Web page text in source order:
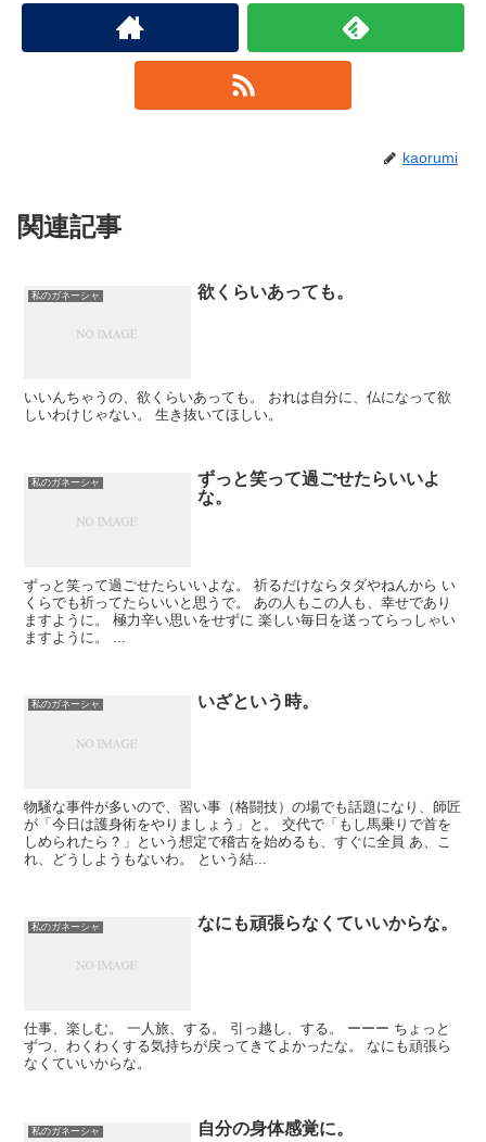
kaorumi
関連記事
私のガネーシャ 欲くらいあっても。
いいんちゃうの、欲くらいあっても。 おれは自分に、仏になって欲
しいわけじゃない。 生き抜いてほしい。
私のガネーシャ
ずっと笑って過ごせたらいいよ
な。
ずっと笑って過ごせたらいいよな。 祈るだけならタダやねんから い
くらでも祈ってたらいいと思うで。 あの人もこの人も、幸せであり
ますように。 極力辛い思いをせずに 楽しい毎日を送ってらっしゃい
ますように。 ...
私のガネーシャ いざという時。
物騒な事件が多いので、習い事（格闘技）の場でも話題になり、師匠
が「今日は護身術をやりましょう」と。 交代で「もし馬乗りで首を
しめられたら？」という想定で稽古を始めるも、すぐに全員 あ、こ
れ、どうしようもないわ。 という結...
私のガネーシャ なにも頑張らなくていいからな。
仕事、楽しむ。 一人旅、する。 引っ越し、する。 ーーー ちょっと
ずつ、わくわくする気持ちが戻ってきてよかったな。 なにも頑張ら
なくていいからな。
私のガネーシャ 自分の身体感覚に。